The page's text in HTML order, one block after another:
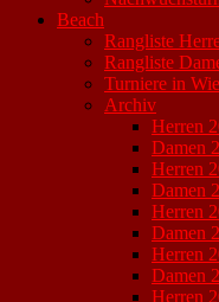
Beach
Rangliste
Rangliste
Turniere in
Archiv
Herren
Damen
Herren
Damen
Herren
Damen
Herren
Damen
Herren